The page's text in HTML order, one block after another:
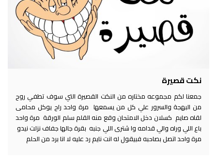
نكت قصيرة
جمعنا لكم مجموعه مختاره من النكت القصيرة التي سوف تطفي روح
من البهجة والسرور علي كل من يسمعها مرة واحد راح يوكل محامى
لقاه صايم كسلان دخل الامتحان وقع منه القلم سلم الورقة مرة واحد
باع اللي وراه والي قدامه وا شترى اللي جنبه بقرة جالها جفاف نزلت نيدو
مرة واحد اتصل بصاحبه فبيقول له انت نايم رد عليه لا انا برد من الحلم